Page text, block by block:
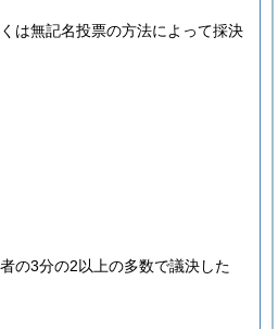
は無記名投票の方法によって採決
の3分の2以上の多数で議決した